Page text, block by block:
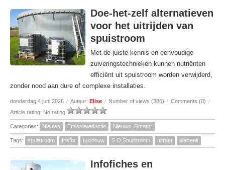
Doe-het-zelf alternatieven
voor het uitrijden van
spuistroom
Met de juiste kennis en eenvoudige
zuiveringstechnieken kunnen nutriënten
efficiënt uit spuistroom worden verwijderd,
zonder nood aan dure of complexe installaties.
donderdag 4 juni 2026 / Auteur: Elise / Number of views (386) / Comments (0) /
Article rating: No rating
Categories: Nieuws Emissiereductie Nieuws_Rotator
Tags: spuistroom fosfor tuinbouw S.O.Spuistroom nitraat sierteelt
Infofiches en